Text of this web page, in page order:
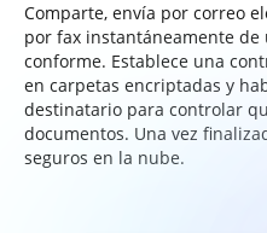
Comparte, envía por correo
por fax instantáneamente de
conforme. Establece una
en carpetas encriptadas y
destinatario para controlar
documentos. Una vez
seguros en la nube.